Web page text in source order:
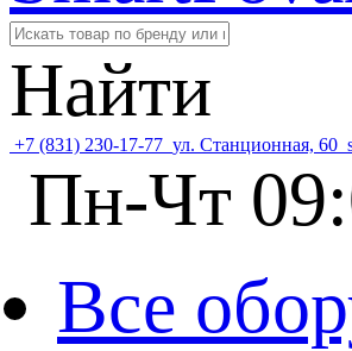
Найти
+7 (831) 230-17-77 ул. Станционная, 60
Пн-Чт
Все